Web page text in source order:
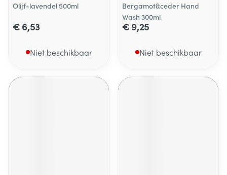
Olijf-lavendel 500ml
€ 6,53
Niet beschikbaar
Bergamot&ceder Hand
Wash 300ml
€ 9,25
Niet beschikbaar